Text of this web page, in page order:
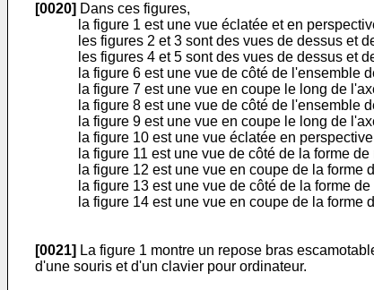
[0020] Dans ces figures,
la figure 1 est une vue éclatée et en
les figures 2 et 3 sont des vues de dessus et
les figures 4 et 5 sont des vues de dessus et
la figure 6 est une vue de côté de l'ensemble
la figure 7 est une vue en coupe le long de
la figure 8 est une vue de côté de l'ensemble
la figure 9 est une vue en coupe le long de
la figure 10 est une vue éclatée en
la figure 11 est une vue de côté de la forme
la figure 12 est une vue en coupe de la
la figure 13 est une vue de côté de la forme
la figure 14 est une vue en coupe de la
[0021] La figure 1 montre un repose bras
d'une souris et d'un clavier pour ordinateur.